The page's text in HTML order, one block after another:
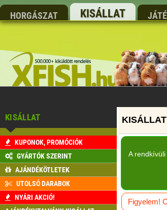
HORGÁSZAT KISÁLLAT
KISÁLLAT
KUPONOK, PROMÓCIÓK
GYÁRTÓK SZERINT
AJÁNDÉKÖTLETEK
UTOLSÓ DARABOK
NYÁRI AKCIÓ!
A
Figyelem!